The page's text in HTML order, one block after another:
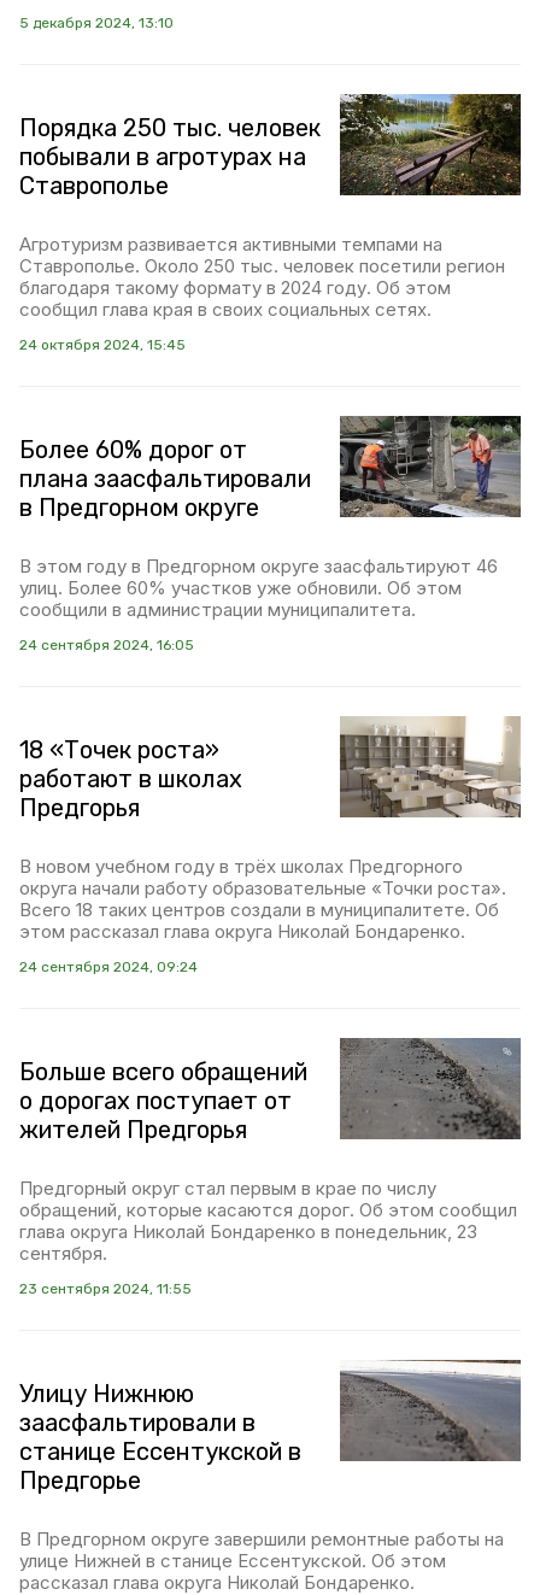
5 декабря 2024, 13:10
Порядка 250 тыс. человек
побывали в агротурах на
Ставрополье
Агротуризм развивается активными темпами на
Ставрополье. Около 250 тыс. человек посетили регион
благодаря такому формату в 2024 году. Об этом
сообщил глава края в своих социальных сетях.
24 октября 2024, 15:45
Более 60% дорог от
плана заасфальтировали
в Предгорном округе
В этом году в Предгорном округе заасфальтируют 46
улиц. Более 60% участков уже обновили. Об этом
сообщили в администрации муниципалитета.
24 сентября 2024, 16:05
18 «Точек роста»
работают в школах
Предгорья
В новом учебном году в трёх школах Предгорного
округа начали работу образовательные «Точки роста».
Всего 18 таких центров создали в муниципалитете. Об
этом рассказал глава округа Николай Бондаренко.
24 сентября 2024, 09:24
Больше всего обращений
о дорогах поступает от
жителей Предгорья
Предгорный округ стал первым в крае по числу
обращений, которые касаются дорог. Об этом сообщил
глава округа Николай Бондаренко в понедельник, 23
сентября.
23 сентября 2024, 11:55
Улицу Нижнюю
заасфальтировали в
станице Ессентукской в
Предгорье
В Предгорном округе завершили ремонтные работы на
улице Нижней в станице Ессентукской. Об этом
рассказал глава округа Николай Бондаренко.